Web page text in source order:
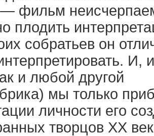
— фильм
плодить
собратьев он
И,
и любой другой
мы только
личности его
творцов ХХ